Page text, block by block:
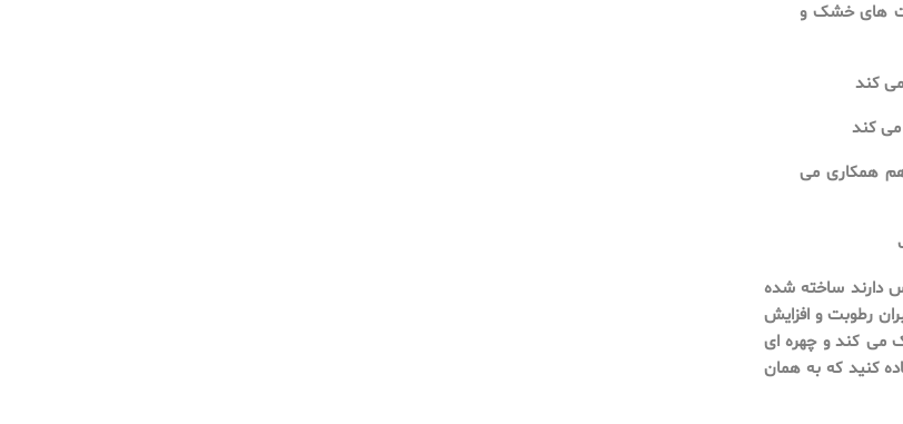
های خشک و
کند
می کند
هم همکاری می
دارند ساخته شده
رطوبت و افزایش
می کند و چهره ای
کنید که به همان